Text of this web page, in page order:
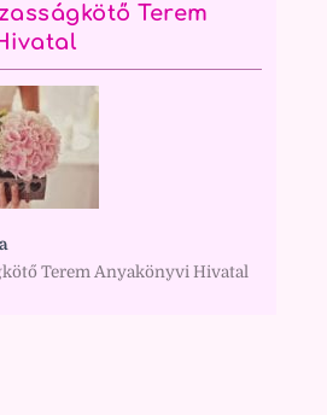
Terem
Terem Anyakönyvi Hivatal